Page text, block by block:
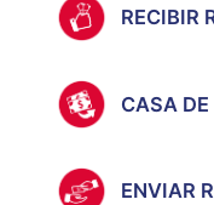
RECIBIR
CASA
ENVIAR